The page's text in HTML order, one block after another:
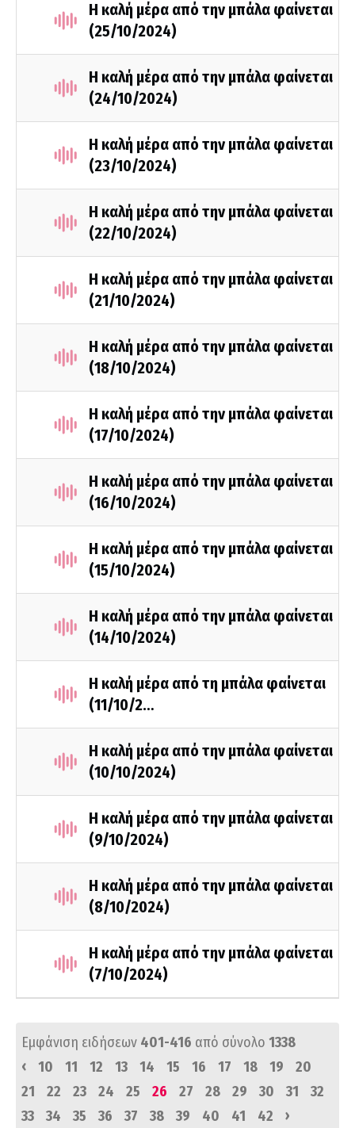
Η καλή μέρα από την μπάλα φαίνεται
(25/10/2024)
Η καλή μέρα από την μπάλα φαίνεται
(24/10/2024)
Η καλή μέρα από την μπάλα φαίνεται
(23/10/2024)
Η καλή μέρα από την μπάλα φαίνεται
(22/10/2024)
Η καλή μέρα από την μπάλα φαίνεται
(21/10/2024)
Η καλή μέρα από την μπάλα φαίνεται
(18/10/2024)
Η καλή μέρα από την μπάλα φαίνεται
(17/10/2024)
Η καλή μέρα από την μπάλα φαίνεται
(16/10/2024)
Η καλή μέρα από την μπάλα φαίνεται
(15/10/2024)
Η καλή μέρα από την μπάλα φαίνεται
(14/10/2024)
Η καλή μέρα από τη μπάλα φαίνεται
(11/10/2…
Η καλή μέρα από την μπάλα φαίνεται
(10/10/2024)
Η καλή μέρα από την μπάλα φαίνεται
(9/10/2024)
Η καλή μέρα από την μπάλα φαίνεται
(8/10/2024)
Η καλή μέρα από την μπάλα φαίνεται
(7/10/2024)
Εμφάνιση ειδήσεων 401-416 από σύνολο 1338
‹
10 11 12 13 14 15 16 17 18 19
20
21
22 23 24 25 26 27 28 29 30 31
32
33
34 35 36 37 38 39 40 41 42 ›